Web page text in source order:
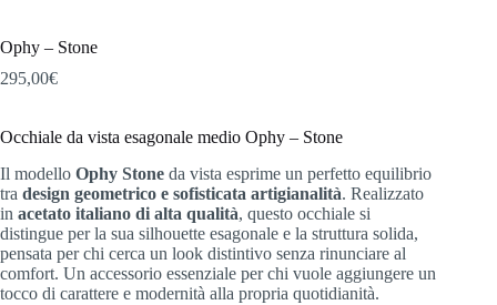
Ophy – Stone
295,00€
Occhiale da vista esagonale medio Ophy – Stone
Il modello Ophy Stone da vista esprime un perfetto equilibrio
tra design geometrico e sofisticata artigianalità. Realizzato
in acetato italiano di alta qualità, questo occhiale si
distingue per la sua silhouette esagonale e la struttura solida,
pensata per chi cerca un look distintivo senza rinunciare al
comfort. Un accessorio essenziale per chi vuole aggiungere un
tocco di carattere e modernità alla propria quotidianità.